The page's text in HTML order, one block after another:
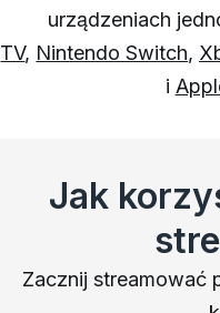
urządzeniach
TV, Nintendo Switch,
i
Jak
Zacznij streamować